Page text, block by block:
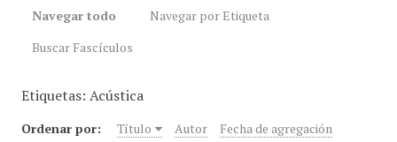
Navegar todo
Navegar por Etiqueta
Buscar Fascículos
Etiquetas: Acústica
Ordenar por: Título Autor Fecha de agregación